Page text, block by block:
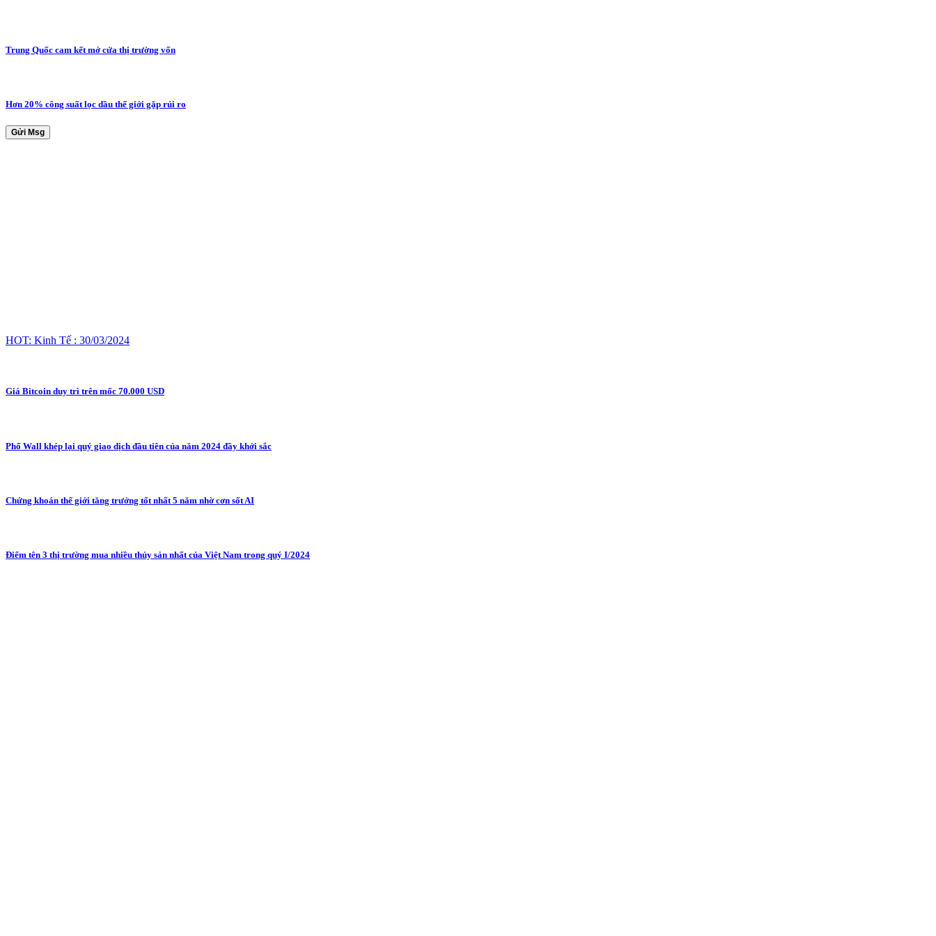
Trung Quốc cam kết mở cửa thị trường vốn
Hơn 20% công suất lọc dầu thế giới gặp rủi ro
Gửi Msg
HOT: Kinh Tế : 30/03/2024
Giá Bitcoin duy trì trên mốc 70.000 USD
Phố Wall khép lại quý giao dịch đầu tiên của năm 2024 đầy khởi sắc
Chứng khoán thế giới tăng trưởng tốt nhất 5 năm nhờ cơn sốt AI
Điểm tên 3 thị trường mua nhiều thủy sản nhất của Việt Nam trong quý I/2024